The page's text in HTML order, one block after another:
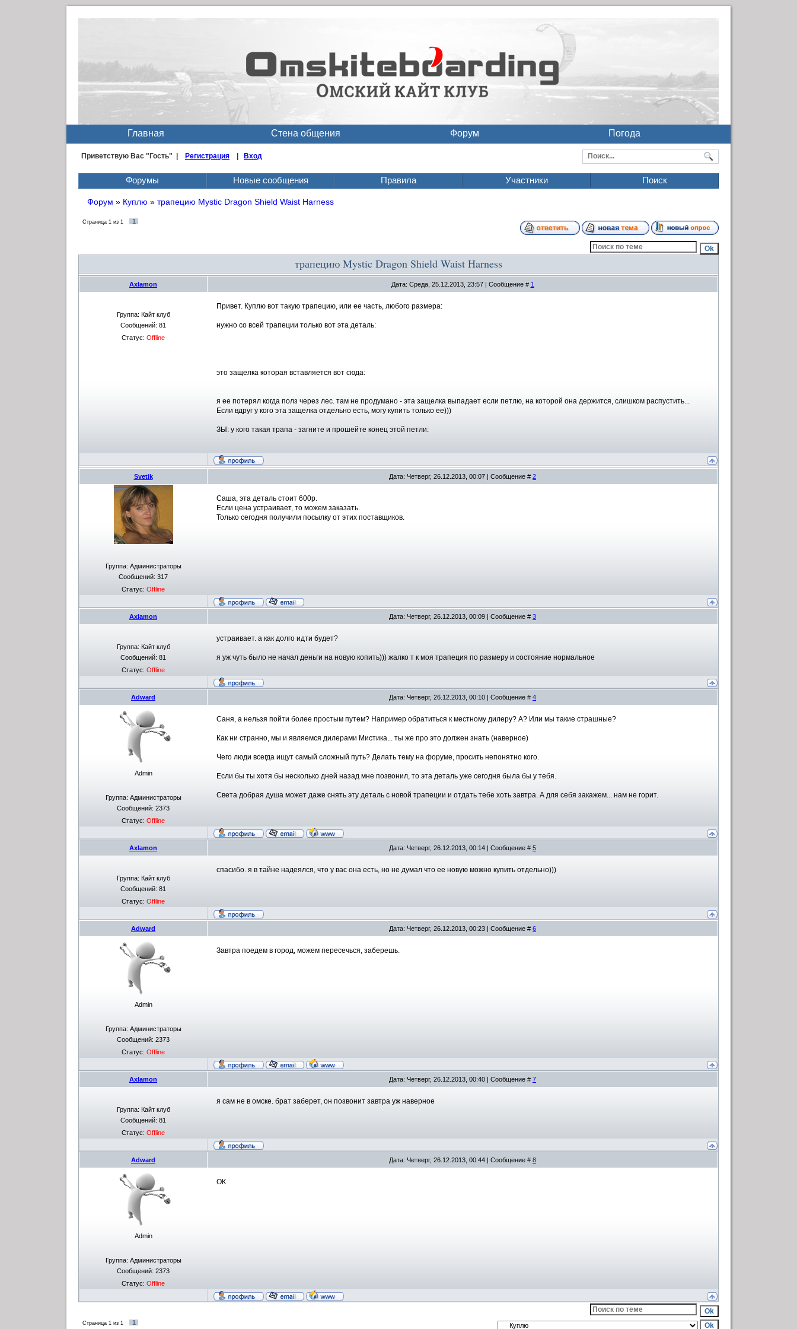
Главная Стена общения Форум Погода
Приветствую Вас "Гость" | Регистрация Вход
Форумы Новые сообщения Правила Участники Поиск
Форум » Куплю » трапецию Mystic Dragon Shield Waist Harness
Страница 1 из 1 1
трапецию Mystic Dragon Shield Waist Harness
Axlamon Дата: Среда, 25.12.2013, 23:57 | Сообщение # 1
Группа: Кайт клуб
Сообщений: 81
Статус: Offline
Привет. Куплю вот такую трапецию, или ее часть, любого размера:
нужно со всей трапеции только вот эта деталь:
это защелка которая вставляется вот сюда:
я ее потерял когда полз через лес. там не продумано - эта защелка выпадает если петлю, на которой она держится, слишком распустить...
Если вдруг у кого эта защелка отдельно есть, могу купить только ее)))
ЗЫ: у кого такая трапа - загните и прошейте конец этой петли:
Svetik Дата: Четверг, 26.12.2013, 00:07 | Сообщение # 2
Группа: Администраторы
Сообщений: 317
Статус: Offline
Саша, эта деталь стоит 600р.
Если цена устраивает, то можем заказать.
Только сегодня получили посылку от этих поставщиков.
Axlamon Дата: Четверг, 26.12.2013, 00:09 | Сообщение # 3
Группа: Кайт клуб
Сообщений: 81
Статус: Offline
устраивает. а как долго идти будет?
я уж чуть было не начал деньги на новую копить))) жалко т к моя трапеция по размеру и состояние нормальное
Adward Дата: Четверг, 26.12.2013, 00:10 | Сообщение # 4
Admin
Группа: Администраторы
Сообщений: 2373
Статус: Offline
Саня, а нельзя пойти более простым путем? Например обратиться к местному дилеру? А? Или мы такие страшные?
Как ни странно, мы и являемся дилерами Мистика... ты же про это должен знать (наверное)
Чего люди всегда ищут самый сложный путь? Делать тему на форуме, просить непонятно кого.
Если бы ты хотя бы несколько дней назад мне позвонил, то эта деталь уже сегодня была бы у тебя.
Света добрая душа может даже снять эту деталь с новой трапеции и отдать тебе хоть завтра. А для себя закажем... нам не горит.
Axlamon Дата: Четверг, 26.12.2013, 00:14 | Сообщение # 5
Группа: Кайт клуб
Сообщений: 81
Статус: Offline
спасибо. я в тайне надеялся, что у вас она есть, но не думал что ее новую можно купить отдельно)))
Adward Дата: Четверг, 26.12.2013, 00:23 | Сообщение # 6
Admin
Группа: Администраторы
Сообщений: 2373
Статус: Offline
Завтра поедем в город, можем пересечься, заберешь.
Axlamon Дата: Четверг, 26.12.2013, 00:40 | Сообщение # 7
Группа: Кайт клуб
Сообщений: 81
Статус: Offline
я сам не в омске. брат заберет, он позвонит завтра уж наверное
Adward Дата: Четверг, 26.12.2013, 00:44 | Сообщение # 8
Admin
Группа: Администраторы
Сообщений: 2373
Статус: Offline
ОК
Страница 1 из 1 1